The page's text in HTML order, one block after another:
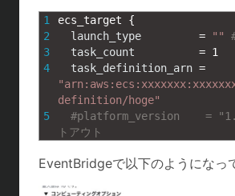
1
2
3
4
5
ecs_target
{
launch_type
= ""
task_count
= 1
task_definition_arn =
definition/hoge"
#platform_version    =
トアウト
EventBridgeで以下のようになっ